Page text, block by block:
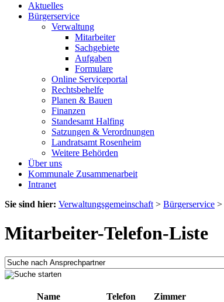
Aktuelles
Bürgerservice
Verwaltung
Mitarbeiter
Sachgebiete
Aufgaben
Formulare
Online Serviceportal
Rechtsbehelfe
Planen & Bauen
Finanzen
Standesamt Halfing
Satzungen & Verordnungen
Landratsamt Rosenheim
Weitere Behörden
Über uns
Kommunale Zusammenarbeit
Intranet
Sie sind hier: Verwaltungsgemeinschaft > Bürgerservice >
Mitarbeiter-Telefon-Liste
Name
Telefon Zimmer